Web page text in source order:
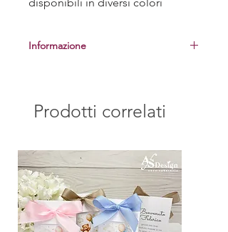
Informazione
foto del campione per la vostra
approvazione.
Prodotti correlati